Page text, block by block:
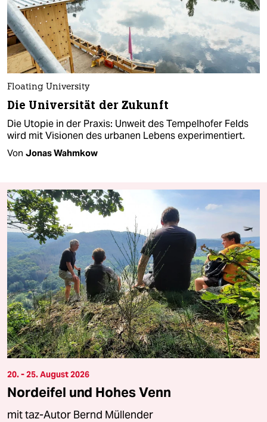
Floating University
Die Universität der Zukunft
Die Utopie in der Praxis: Unweit des Tempelhofer Felds
wird mit Visionen des urbanen Lebens experimentiert.
Von Jonas Wahmkow
20. - 25. August 2026
Nordeifel und Hohes Venn
mit taz-Autor Bernd Müllender